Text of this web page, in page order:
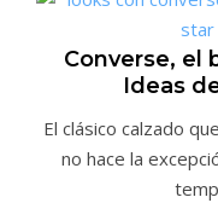
Converse, el
Ideas
El clásico calzado
no hace la